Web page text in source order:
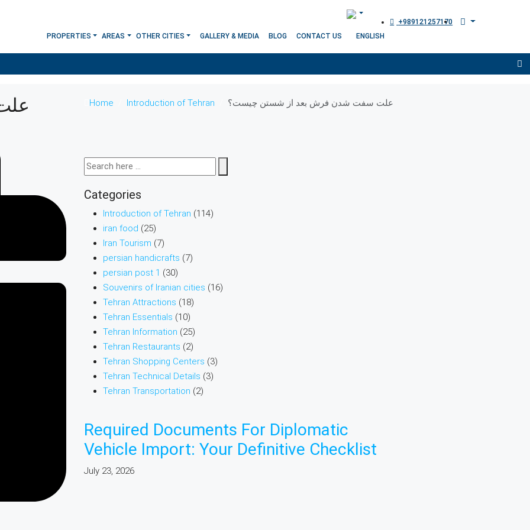
PROPERTIES AREAS OTHER CITIES GALLERY & MEDIA BLOG CONTACT US
+989121257170
Home Introduction of Tehran علت سفت شدن فرش بعد از شستن چیست؟
Categories
Introduction of Tehran (114)
iran food (25)
Iran Tourism (7)
persian handicrafts (7)
persian post 1 (30)
Souvenirs of Iranian cities (16)
Tehran Attractions (18)
Tehran Essentials (10)
Tehran Information (25)
Tehran Restaurants (2)
Tehran Shopping Centers (3)
Tehran Technical Details (3)
Tehran Transportation (2)
Required Documents For Diplomatic
Vehicle Import: Your Definitive Checklist
July 23, 2026